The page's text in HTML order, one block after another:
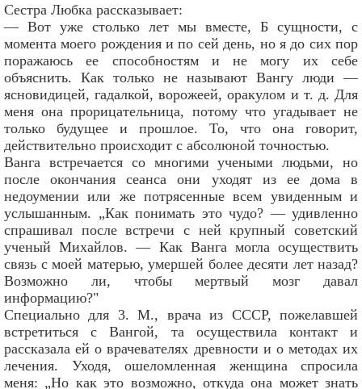
Сестра Любка рассказывает:
— Вот уже столько лет мы вместе, Б сущности, с
момента моего рождения и по сей день, но я до сих пор
поражаюсь ее способностям и не могу их себе
объяснить. Как только не называют Вангу люди —
ясновидицей, гадалкой, ворожеей, оракулом и т. д. Для
меня она прорицательница, потому что угадывает не
только будущее и прошлое. То, что она говорит,
действительно происходит с абсолюной точностью.
Ванга встречается со многими учеными людьми, но
после окончания сеанса они уходят из ее дома в
недоумении или же потрясенные всем увиденным и
услышанным. „Как понимать это чудо? — удивленно
спрашивал после встречи с ней крупный советский
ученый Михайлов. — Как Ванга могла осуществить
связь с моей матерью, умершей более десяти лет назад?
Возможно ли, чтобы мертвый мозг давал
информацию?"
Специально для 3. М., врача из СССР, пожелавшей
встретиться с Вангой, та осуществила контакт и
рассказала ей о врачевателях древности и о методах их
лечения. Уходя, ошеломленная женщина спросила
меня: „Но как это возможно, откуда она может знать